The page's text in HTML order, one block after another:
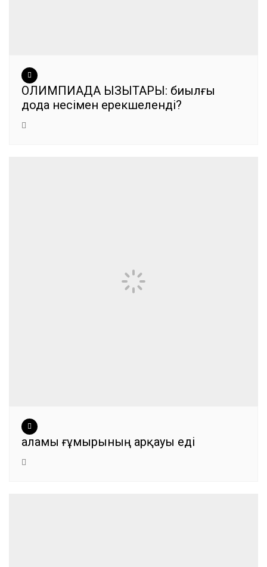
ОЛИМПИАДА ҚЫЗЫҚТАРЫ: биылғы
дода несімен ерекшеленді?
Қаламы ғұмырының арқауы еді